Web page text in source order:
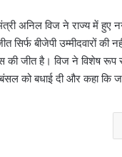
अनिल विज ने राज्य में हुए
सिर्फ बीजेपी उम्मीदवारों
की जीत है। विज ने विशेष रूप
को बधाई दी और कहा कि